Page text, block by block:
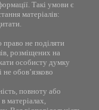
Такі умови є
матеріалів:
не поділяти
розміщених на
особисту думку
не обов’язково
повноту або
матеріалах,